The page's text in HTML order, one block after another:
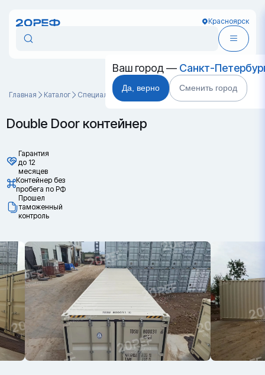
Красноярск
Ваш город — Санкт-
Да, верно Сменить город
Главная Каталог Специальные контейнеры Double Door контейнер
Double Door контейнер
Гарантия
до 12
месяцев
Контейнер без
пробега по РФ
Прошел
таможенный
контроль